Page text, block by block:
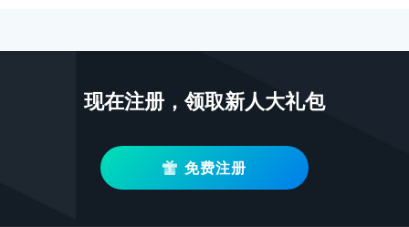
现在注册，领取新人大礼包
免费注册